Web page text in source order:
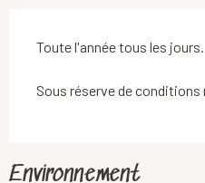
Toute l'année tous les jours.
Sous réserve de
Environnement